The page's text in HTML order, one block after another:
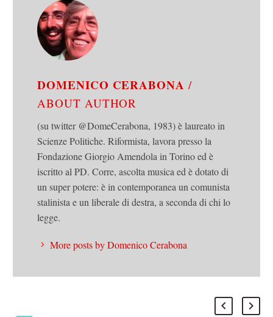
DOMENICO CERABONA/
ABOUT AUTHOR
(su twitter @DomeCerabona, 1983) è laureato in
Scienze Politiche. Riformista, lavora presso la
Fondazione Giorgio Amendola in Torino ed è
iscritto al PD. Corre, ascolta musica ed è dotato di
un super potere: è in contemporanea un comunista
stalinista e un liberale di destra, a seconda di chi lo
legge.
More posts by Domenico Cerabona